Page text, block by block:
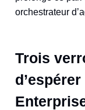
orchestrateur
Trois